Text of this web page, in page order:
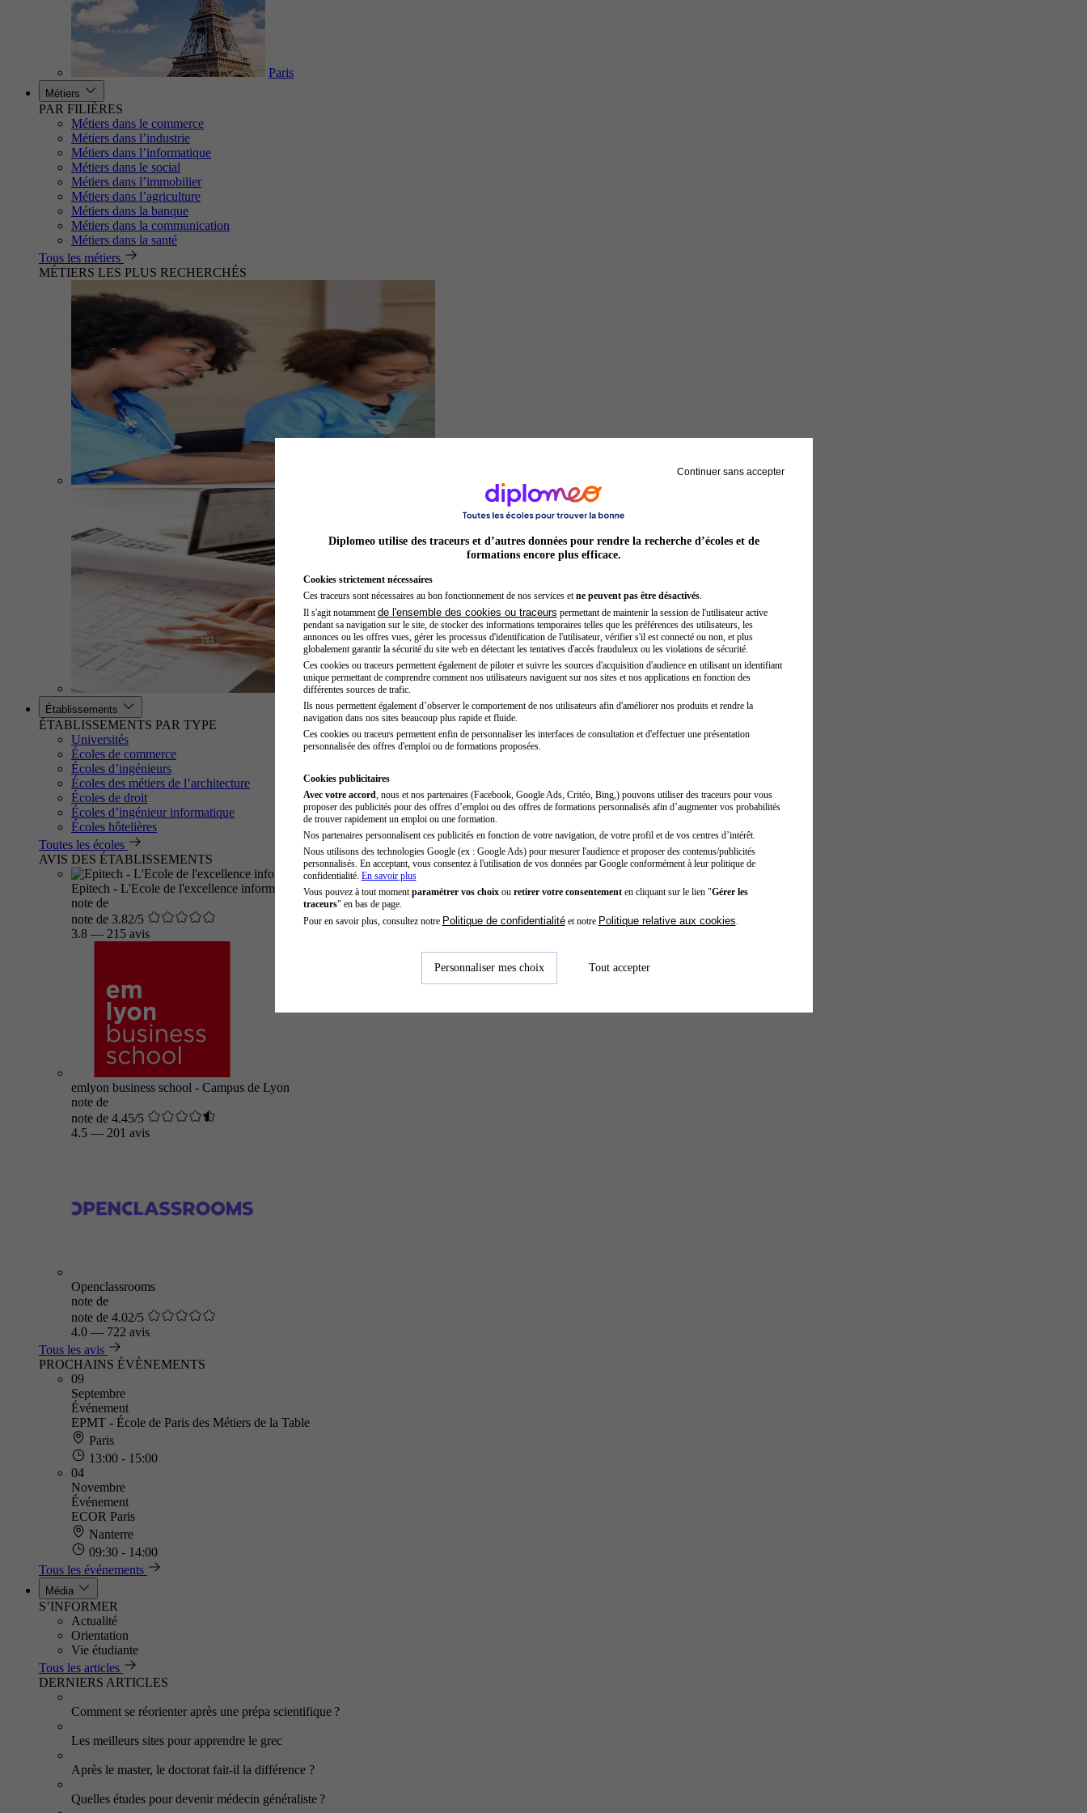
Paris
Métiers
PAR FILIÈRES
Métiers dans le commerce
Métiers dans l’industrie
Métiers dans l’informatique
Métiers dans le social
Métiers dans l’immobilier
Métiers dans l’agriculture
Métiers dans la banque
Métiers dans la communication
Métiers dans la santé
Tous les métiers
MÉTIERS LES PLUS RECHERCHÉS
Secrétaire médicale
Établissements
ÉTABLISSEMENTS PAR TYPE
Universités
Écoles de commerce
Écoles d’ingénieurs
Écoles des métiers de l’architecture
Écoles de droit
Écoles d’ingénieur informatique
Écoles hôtelières
Toutes les écoles
AVIS DES ÉTABLISSEMENTS
Epitech - L'Ecole de l'excellence informatique
note de
note de 3.82/5
3.8 — 215 avis
emlyon business school - Campus de Lyon
note de
note de 4.45/5
4.5 — 201 avis
Openclassrooms
note de
note de 4.02/5
4.0 — 722 avis
Tous les avis
PROCHAINS ÉVÈNEMENTS
09
Septembre
Événement
EPMT - École de Paris des Métiers de la Table
Paris
13:00 - 15:00
04
Novembre
Événement
ECOR Paris
Nanterre
09:30 - 14:00
Tous les événements
Média
S’INFORMER
Actualité
Orientation
Vie étudiante
Tous les articles
DERNIERS ARTICLES
Comment se réorienter après une prépa scientifique ?
Les meilleurs sites pour apprendre le grec
Après le master, le doctorat fait-il la différence ?
Quelles études pour devenir médecin généraliste ?
Continuer sans accepter
Diplomeo utilise des traceurs et d’autres données pour rendre la recherche d’écoles et de
formations encore plus efficace.
Cookies strictement nécessaires
Ces traceurs sont nécessaires au bon fonctionnement de nos services et ne peuvent pas être désactivés.
Il s'agit notamment de l'ensemble des cookies ou traceurs permettant de maintenir la session de l'utilisateur active
pendant sa navigation sur le site, de stocker des informations temporaires telles que les préférences des utilisateurs, les
annonces ou les offres vues, gérer les processus d'identification de l'utilisateur, vérifier s'il est connecté ou non, et plus
globalement garantir la sécurité du site web en détectant les tentatives d'accès frauduleux ou les violations de sécurité.
Ces cookies ou traceurs permettent également de piloter et suivre les sources d'acquisition d'audience en utilisant un identifiant
unique permettant de comprendre comment nos utilisateurs naviguent sur nos sites et nos applications en fonction des
différentes sources de trafic.
Ils nous permettent également d’observer le comportement de nos utilisateurs afin d'améliorer nos produits et rendre la
navigation dans nos sites beaucoup plus rapide et fluide.
Ces cookies ou traceurs permettent enfin de personnaliser les interfaces de consultation et d'effectuer une présentation
personnalisée des offres d'emploi ou de formations proposées.
Cookies publicitaires
Avec votre accord , nous et nos partenaires (Facebook, Google Ads, Critéo, Bing,) pouvons utiliser des traceurs pour vous
proposer des publicités pour des offres d’emploi ou des offres de formations personnalisés afin d’augmenter vos probabilités
de trouver rapidement un emploi ou une formation.
Nos partenaires personnalisent ces publicités en fonction de votre navigation, de votre profil et de vos centres d’intérêt.
Nous utilisons des technologies Google (ex : Google Ads) pour mesurer l'audience et proposer des contenus/publicités
personnalisés. En acceptant, vous consentez à l'utilisation de vos données par Google conformément à leur politique de
confidentialité. En savoir plus
Vous pouvez à tout moment paramétrer vos choixou retirer votre consentementen cliquant sur le lien "Gérer les
traceurs" en bas de page.
Pour en savoir plus, consultez notre Politique de confidentialitéet notre Politique relative aux cookies
Personnaliser mes choix Tout accepter